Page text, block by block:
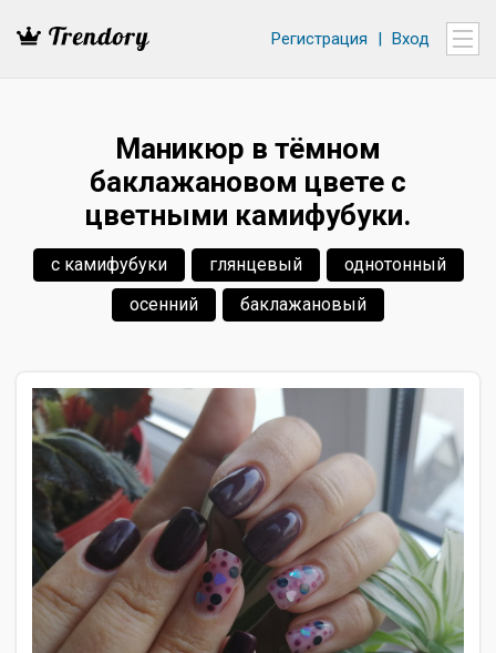
Регистрация | Вход
Маникюр в тёмном
баклажановом цвете с
цветными камифубуки.
с камифубуки глянцевый
однотонный
осенний
баклажановый